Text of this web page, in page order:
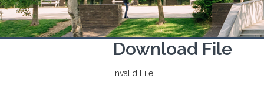
Download File
Invalid File.